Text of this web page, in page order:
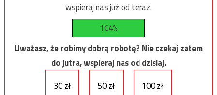
wspieraj nas już od teraz.
104%
Uważasz, że robimy dobrą robotę? Nie czekaj zatem
do jutra, wspieraj nas od dzisiaj.
30 zł
50 zł 100 zł